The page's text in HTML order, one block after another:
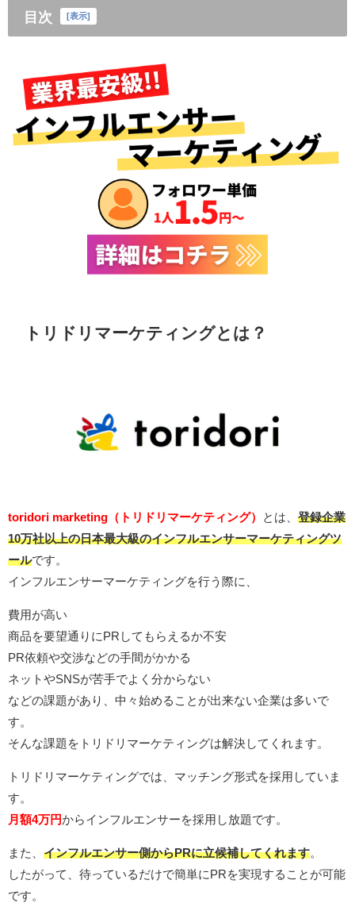
目次 [表示]
トリドリマーケティングとは？
toridori marketing（トリドリマーケティング） とは、 登録企業
10万社以上の日本最大級のインフルエンサーマーケティングツ
ールです。
インフルエンサーマーケティングを行う際に、
費用が高い
商品を要望通りにPRしてもらえるか不安
PR依頼や交渉などの手間がかかる
ネットやSNSが苦手でよく分からない
などの課題があり、中々始めることが出来ない企業は多いで
す。
そんな課題をトリドリマーケティングは解決してくれます。
トリドリマーケティングでは、マッチング形式を採用していま
す。
月額4万円からインフルエンサーを採用し放題です。
また、 インフルエンサー側からPRに立候補してくれます。
したがって、待っているだけで簡単にPRを実現することが可能
です。